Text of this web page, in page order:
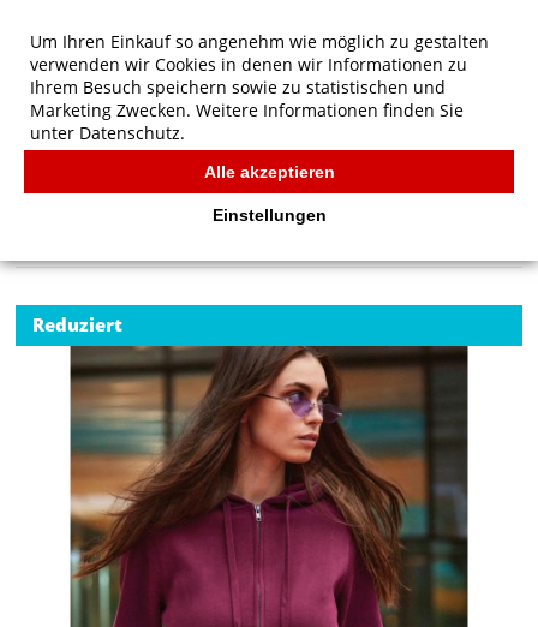
B&C QUEEN Zipped Hood
Reduziert
Um Ihren Einkauf so angenehm wie möglich zu gestalten
verwenden wir Cookies in denen wir Informationen zu
Ihrem Besuch speichern sowie zu statistischen und
Marketing Zwecken. Weitere Informationen finden Sie
unter Datenschutz.
Alle akzeptieren
Einstellungen